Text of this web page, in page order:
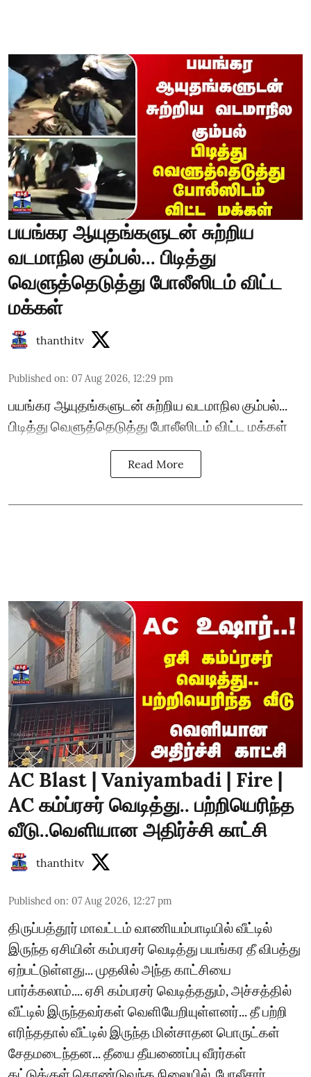
பயங்கர ஆயுதங்களுடன் சுற்றிய
வடமாநில கும்பல்... பிடித்து
வெளுத்தெடுத்து போலீஸிடம் விட்ட
மக்கள்
thanthitv
Published on: 07 Aug 2026, 12:29 pm
பயங்கர ஆயுதங்களுடன் சுற்றிய வடமாநில கும்பல்...
பிடித்து வெளுத்தெடுத்து போலீஸிடம் விட்ட மக்கள்
Read More
AC Blast | Vaniyambadi | Fire |
AC கம்ப்ரசர் வெடித்து.. பற்றியெரிந்த
வீடு..வெளியான அதிர்ச்சி காட்சி
thanthitv
Published on: 07 Aug 2026, 12:27 pm
திருப்பத்தூர் மாவட்டம் வாணியம்பாடியில் வீட்டில்
இருந்த ஏசியின் கம்பரசர் வெடித்து பயங்கர தீ விபத்து
ஏற்பட்டுள்ளது... முதலில் அந்த காட்சியை
பார்க்கலாம்.... ஏசி கம்பரசர் வெடித்ததும், அச்சத்தில்
வீட்டில் இருந்தவர்கள் வெளியேறியுள்ளனர்... தீ பற்றி
எரிந்ததால் வீட்டில் இருந்த மின்சாதன பொருட்கள்
சேதமடைந்தன... தீயை தீயணைப்பு வீரர்கள்
கட்டுக்குள் கொண்டுவந்த நிலையில், போலீசார்